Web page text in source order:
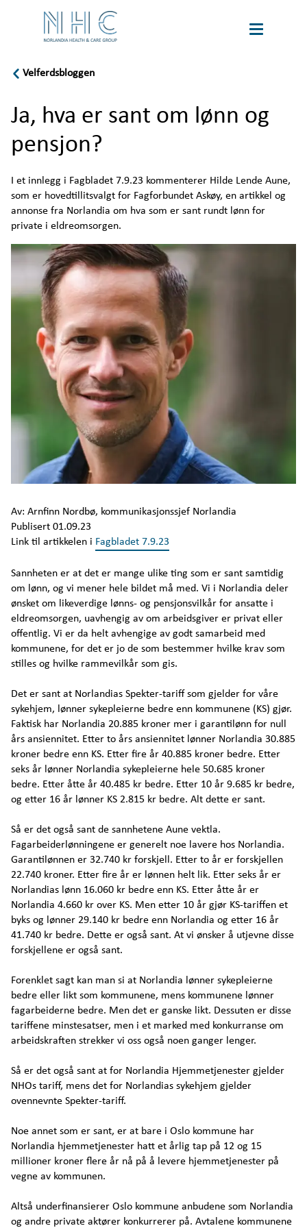
tour
Language
Bærekraft
Velferdspodden
Velferdsbloggen
Investor
Arendalsuka program
Kontakt
Velferdsbloggen
Ja, hva er sant om lønn og
pensjon?
I et innlegg i Fagbladet 7.9.23 kommenterer Hilde Lende Aune,
som er hovedtillitsvalgt for Fagforbundet Askøy, en artikkel og
annonse fra Norlandia om hva som er sant rundt lønn for
private i eldreomsorgen.
Av: Arnfinn Nordbø, kommunikasjonssjef Norlandia
Publisert 01.09.23
Link til artikkelen i Fagbladet 7.9.23
Sannheten er at det er mange ulike ting som er sant samtidig
om lønn, og vi mener hele bildet må med. Vi i Norlandia deler
ønsket om likeverdige lønns- og pensjonsvilkår for ansatte i
eldreomsorgen, uavhengig av om arbeidsgiver er privat eller
offentlig. Vi er da helt avhengige av godt samarbeid med
kommunene, for det er jo de som bestemmer hvilke krav som
stilles og hvilke rammevilkår som gis.
Det er sant at Norlandias Spekter-tariff som gjelder for våre
sykehjem, lønner sykepleierne bedre enn kommunene (KS) gjør.
Faktisk har Norlandia 20.885 kroner mer i garantilønn for null
års ansiennitet. Etter to års ansiennitet lønner Norlandia 30.885
kroner bedre enn KS. Etter fire år 40.885 kroner bedre. Etter
seks år lønner Norlandia sykepleierne hele 50.685 kroner
bedre. Etter åtte år 40.485 kr bedre. Etter 10 år 9.685 kr bedre,
og etter 16 år lønner KS 2.815 kr bedre. Alt dette er sant.
Så er det også sant de sannhetene Aune vektla.
Fagarbeiderlønningene er generelt noe lavere hos Norlandia.
Garantilønnen er 32.740 kr forskjell. Etter to år er forskjellen
22.740 kroner. Etter fire år er lønnen helt lik. Etter seks år er
Norlandias lønn 16.060 kr bedre enn KS. Etter åtte år er
Norlandia 4.660 kr over KS. Men etter 10 år gjør KS-tariffen et
byks og lønner 29.140 kr bedre enn Norlandia og etter 16 år
41.740 kr bedre. Dette er også sant. At vi ønsker å utjevne disse
forskjellene er også sant.
Forenklet sagt kan man si at Norlandia lønner sykepleierne
bedre eller likt som kommunene, mens kommunene lønner
fagarbeiderne bedre. Men det er ganske likt. Dessuten er disse
tariffene minstesatser, men i et marked med konkurranse om
arbeidskraften strekker vi oss også noen ganger lenger.
Så er det også sant at for Norlandia Hjemmetjenester gjelder
NHOs tariff, mens det for Norlandias sykehjem gjelder
ovennevnte Spekter-tariff.
Noe annet som er sant, er at bare i Oslo kommune har
Norlandia hjemmetjenester hatt et årlig tap på 12 og 15
millioner kroner flere år nå på å levere hjemmetjenester på
vegne av kommunen.
Altså underfinansierer Oslo kommune anbudene som Norlandia
og andre private aktører konkurrerer på. Avtalene kommunene